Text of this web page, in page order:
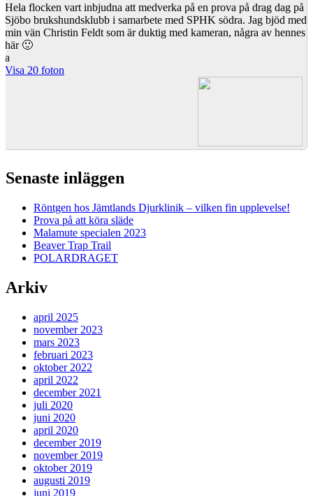
Hela flocken vart inbjudna att medverka på en prova på drag dag på
Sjöbo brukshundsklubb i samarbete med SPHK södra. Jag bjöd med
min vän Christin Feldt som är duktig med kameran, några av hennes
här 🙂
a
Visa 20 foton
Senaste inläggen
Röntgen hos Jämtlands Djurklinik – vilken fin upplevelse!
Prova på att köra släde
Malamute specialen 2023
Beaver Trap Trail
POLARDRAGET
Arkiv
april 2025
november 2023
mars 2023
februari 2023
oktober 2022
april 2022
december 2021
juli 2020
juni 2020
april 2020
december 2019
november 2019
oktober 2019
augusti 2019
juni 2019